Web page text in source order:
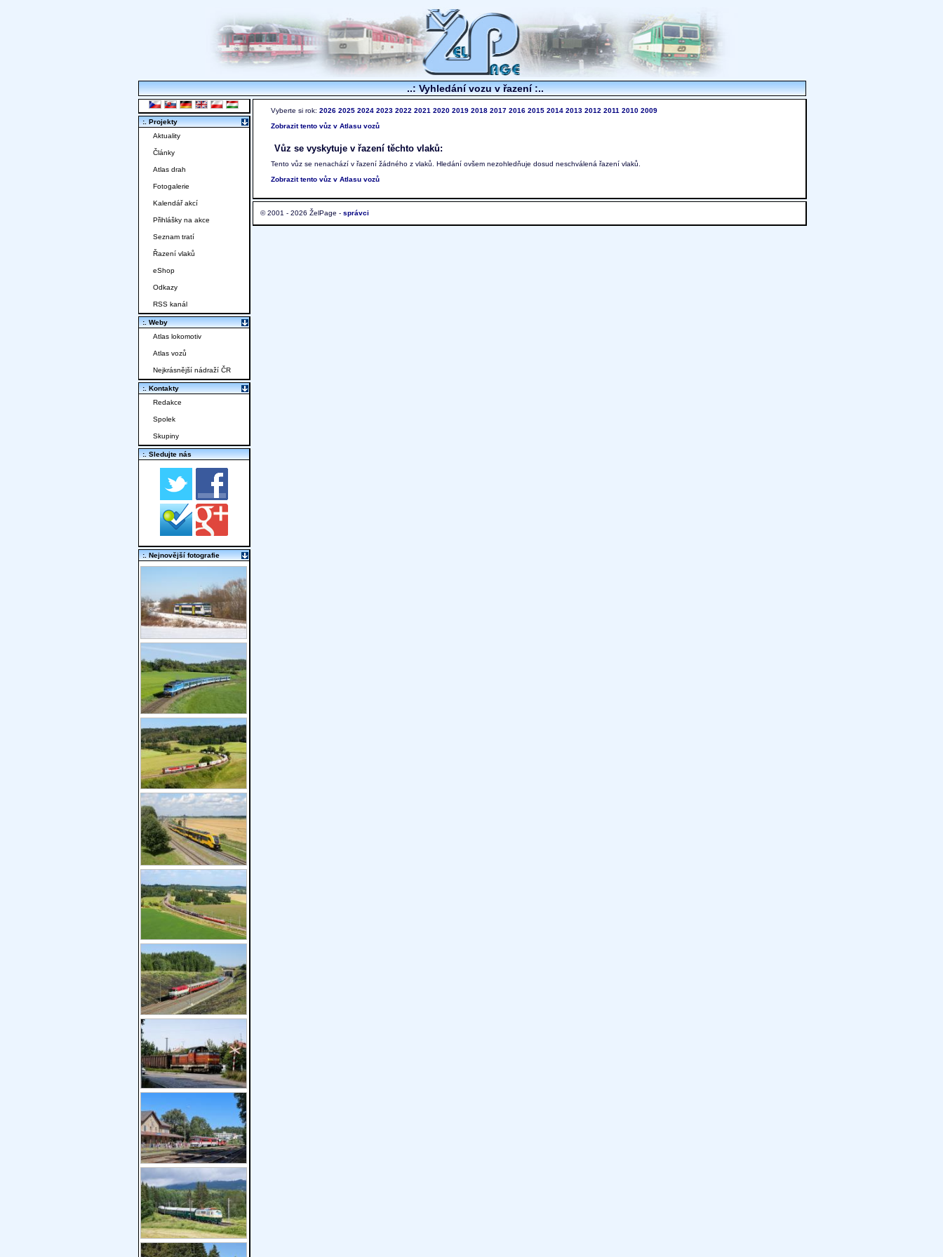
..: Vyhledání vozu v řazení :..
Vyberte si rok: 2026 2025 2024 2023 2022 2021 2020 2019 2018 2017 2016 2015 2014 2013 2012 2011 2010 2009
Zobrazit tento vůz v Atlasu vozů
Vůz se vyskytuje v řazení těchto vlaků:
Tento vůz se nenachází v řazení žádného z vlaků. Hledání ovšem nezohledňuje dosud neschválená řazení vlaků.
Zobrazit tento vůz v Atlasu vozů
© 2001 - 2026 ŽelPage - správci
:. Projekty
Aktuality
Články
Atlas drah
Fotogalerie
Kalendář akcí
Přihlášky na akce
Seznam tratí
Řazení vlaků
eShop
Odkazy
RSS kanál
:. Weby
Atlas lokomotiv
Atlas vozů
Nejkrásnější nádraží ČR
:. Kontakty
Redakce
Spolek
Skupiny
:. Sledujte nás
:. Nejnovější fotografie